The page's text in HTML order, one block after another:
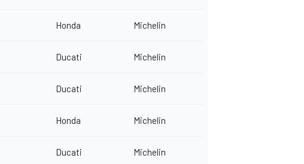
Honda Michelin
Ducati Michelin
Ducati Michelin
Honda Michelin
Ducati Michelin